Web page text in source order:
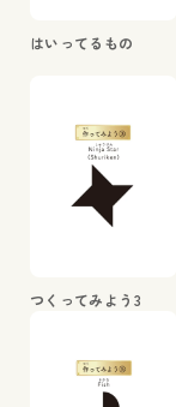
はいってるもの
つくってみよう3